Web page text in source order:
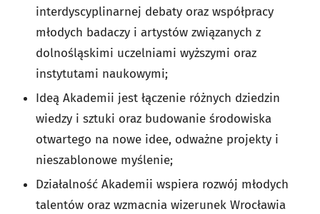
interdyscyplinarnej debaty oraz współpracy
młodych badaczy i artystów związanych z
dolnośląskimi uczelniami wyższymi oraz
instytutami naukowymi;
Ideą Akademii jest łączenie różnych dziedzin
wiedzy i sztuki oraz budowanie środowiska
otwartego na nowe idee, odważne projekty i
nieszablonowe myślenie;
Działalność Akademii wspiera rozwój młodych
talentów oraz wzmacnia wizerunek Wrocławia